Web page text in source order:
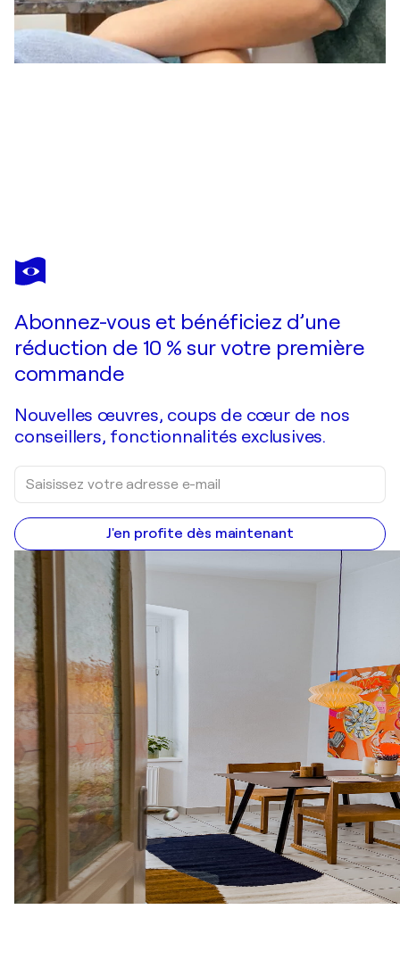
TATIANA
HARIZANOVA
Je passe commande
Abonnez-vous et bénéficiez d’une
réduction de 10 % sur votre première
commande
Nouvelles œuvres, coups de cœur de nos
conseillers, fonctionnalités exclusives.
J'en profite dès maintenant